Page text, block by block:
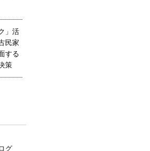
」活
民家
する
策
グ